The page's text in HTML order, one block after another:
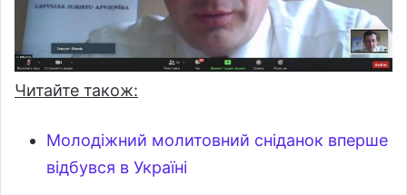
Читайте також:
Молодіжний молитовний сніданок вперше
відбувся в Україні